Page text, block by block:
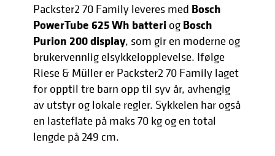
Packster2 70 Family leveres med Bosch
PowerTube 625 Wh batteri og Bosch
Purion 200 display, som gir en moderne og
brukervennlig elsykkelopplevelse. Ifølge
Riese & Müller er Packster2 70 Family laget
for opptil tre barn opp til syv år, avhengig
av utstyr og lokale regler. Sykkelen har også
en lasteflate på maks 70 kg og en total
lengde på 249 cm.